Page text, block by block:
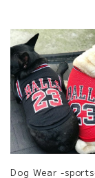
Dog Wear -